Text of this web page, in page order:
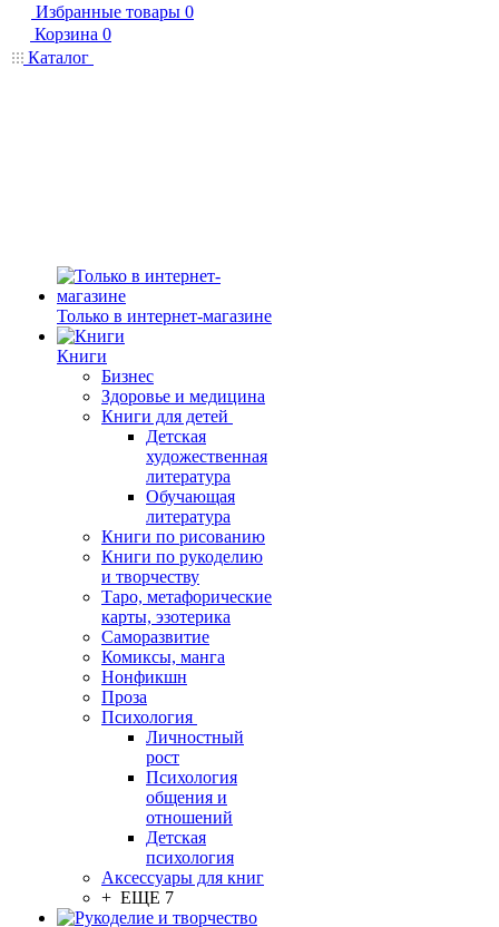
Избранные товары 0
Корзина 0
Каталог
Только в интернет-магазине
Книги
Бизнес
Здоровье и медицина
Книги для детей
Детская
художественная
литература
Обучающая
литература
Книги по рисованию
Книги по рукоделию
и творчеству
Таро, метафорические
карты, эзотерика
Саморазвитие
Комиксы, манга
Нонфикшн
Проза
Психология
Личностный
рост
Психология
общения и
отношений
Детская
психология
Аксессуары для книг
+ ЕЩЕ 7